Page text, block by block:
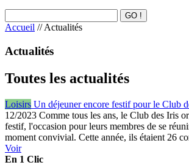
Accueil //Actualités
Actualités
Toutes les actualités
Loisirs Un déjeuner encore festif pour le Club
12/2023 Comme tous les ans, le Club des Iris
festif, l'occasion pour leurs membres de se
moment convivial. Cette année, ils étaient 26
Voir
En 1 Clic